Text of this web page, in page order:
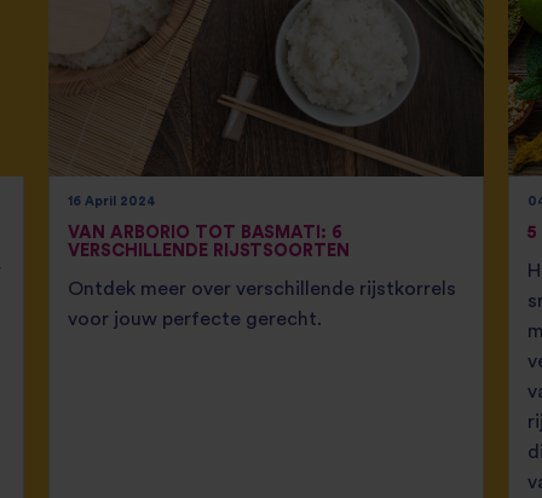
16 April 2024
VAN ARBORIO TOT BASMATI: 6
VERSCHILLENDE RIJSTSOORTEN
Ontdek meer over verschillende rijstkorrels
voor jouw perfecte gerecht.
5